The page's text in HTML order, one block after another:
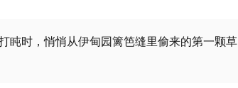
时，悄悄从伊甸园篱笆缝里偷来的第一颗草